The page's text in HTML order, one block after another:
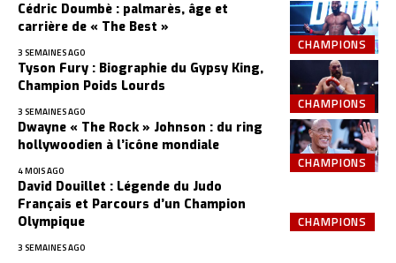
CHAMPIONS
Cédric Doumbè : palmarès, âge et
carrière de « The Best »
3 SEMAINES AGO
CHAMPIONS
Tyson Fury : Biographie du Gypsy King,
Champion Poids Lourds
3 SEMAINES AGO
CHAMPIONS
Dwayne « The Rock » Johnson : du ring
hollywoodien à l’icône mondiale
4 MOIS AGO
CHAMPIONS
David Douillet : Légende du Judo
Français et Parcours d’un Champion
Olympique
3 SEMAINES AGO